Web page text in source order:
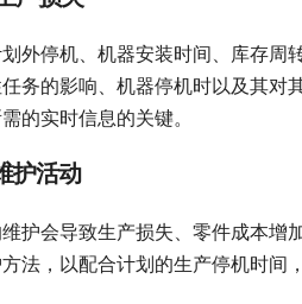
外停机、机器安装时间、库存周
务的影响、机器停机时以及其对
的实时信息的关键。
护活动
护会导致生产损失、零件成本增
法，以配合计划的生产停机时间